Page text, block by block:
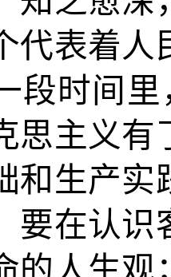
代表着人
段时间
思主义有
和生产实
要在认识